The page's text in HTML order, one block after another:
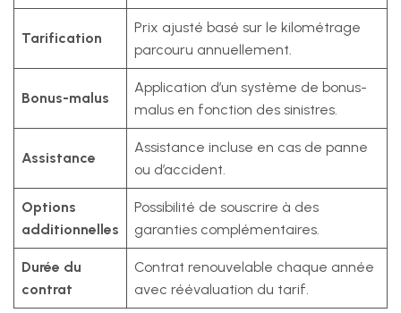
Tarification
Prix ajusté basé sur le kilométrage
parcouru annuellement.
Bonus-malus
Application d’un système de bonus-
malus en fonction des sinistres.
Assistance
Assistance incluse en cas de panne
ou d’accident.
Options
additionnelles
Possibilité de souscrire à des
garanties complémentaires.
Durée du
contrat
Contrat renouvelable chaque année
avec réévaluation du tarif.